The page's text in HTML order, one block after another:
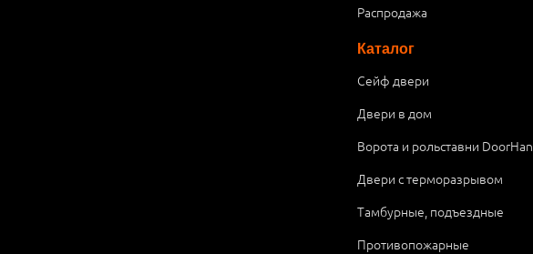
Распродажа
Каталог
Сейф двери
Двери в дом
Ворота и рольставни DoorHan
Двери с терморазрывом
Тамбурные, подъездные
Противопожарные